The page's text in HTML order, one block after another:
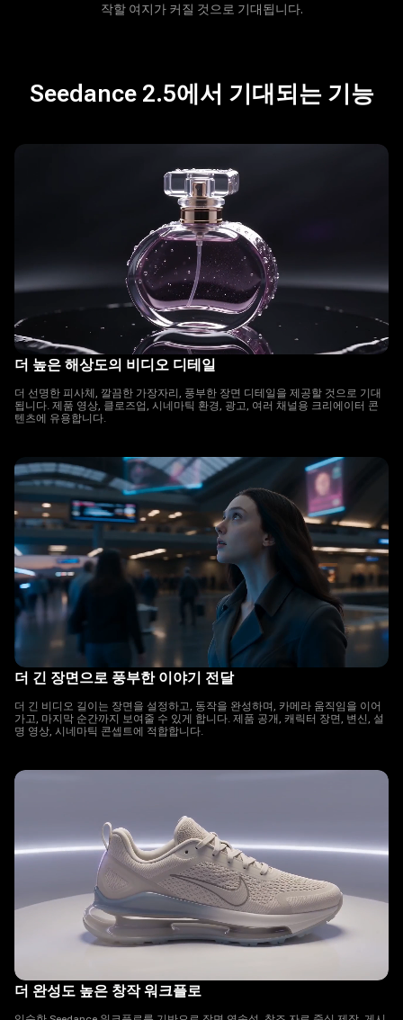
작할 여지가 커질 것으로 기대됩니다.
Seedance 2.5에서 기대되는 기능
더 높은 해상도의 비디오 디테일
더 선명한 피사체, 깔끔한 가장자리, 풍부한 장면 디테일을 제공할 것으로 기대
됩니다. 제품 영상, 클로즈업, 시네마틱 환경, 광고, 여러 채널용 크리에이터 콘
텐츠에 유용합니다.
더 긴 장면으로 풍부한 이야기 전달
더 긴 비디오 길이는 장면을 설정하고, 동작을 완성하며, 카메라 움직임을 이어
가고, 마지막 순간까지 보여줄 수 있게 합니다. 제품 공개, 캐릭터 장면, 변신, 설
명 영상, 시네마틱 콘셉트에 적합합니다.
더 완성도 높은 창작 워크플로